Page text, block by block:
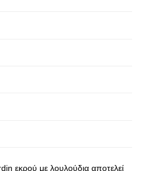
εκρού με λουλούδια αποτελεί